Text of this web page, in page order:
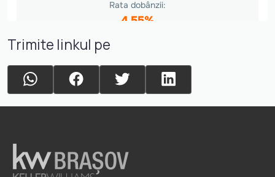
Trimite linkul pe